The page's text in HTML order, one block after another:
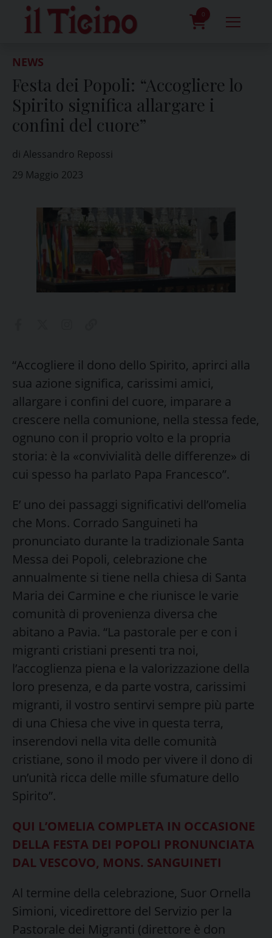
content
0
NEWS
Festa dei Popoli: “Accogliere lo
Spirito significa allargare i
confini del cuore”
di Alessandro Repossi
29 Maggio 2023
“Accogliere il dono dello Spirito, aprirci alla
sua azione significa, carissimi amici,
allargare i confini del cuore, imparare a
crescere nella comunione, nella stessa fede,
ognuno con il proprio volto e la propria
storia: è la «convivialità delle differenze» di
cui spesso ha parlato Papa Francesco”.
E’ uno dei passaggi significativi dell’omelia
che Mons. Corrado Sanguineti ha
pronunciato durante la tradizionale Santa
Messa dei Popoli, celebrazione che
annualmente si tiene nella chiesa di Santa
Maria dei Carmine e che riunisce le varie
comunità di provenienza diversa che
abitano a Pavia. “La pastorale per e con i
migranti cristiani presenti tra noi,
l’accoglienza piena e la valorizzazione della
loro presenza, e da parte vostra, carissimi
migranti, il vostro sentirvi sempre più parte
di una Chiesa che vive in questa terra,
inserendovi nella vita delle comunità
cristiane, sono il modo per vivere il dono di
un’unità ricca delle mille sfumature dello
Spirito”.
QUI L’OMELIA COMPLETA IN OCCASIONE
DELLA FESTA DEI POPOLI PRONUNCIATA
DAL VESCOVO, MONS. SANGUINETI
Al termine della celebrazione, Suor Ornella
Simioni, vicedirettore del Servizio per la
Pastorale dei Migranti (direttore è don